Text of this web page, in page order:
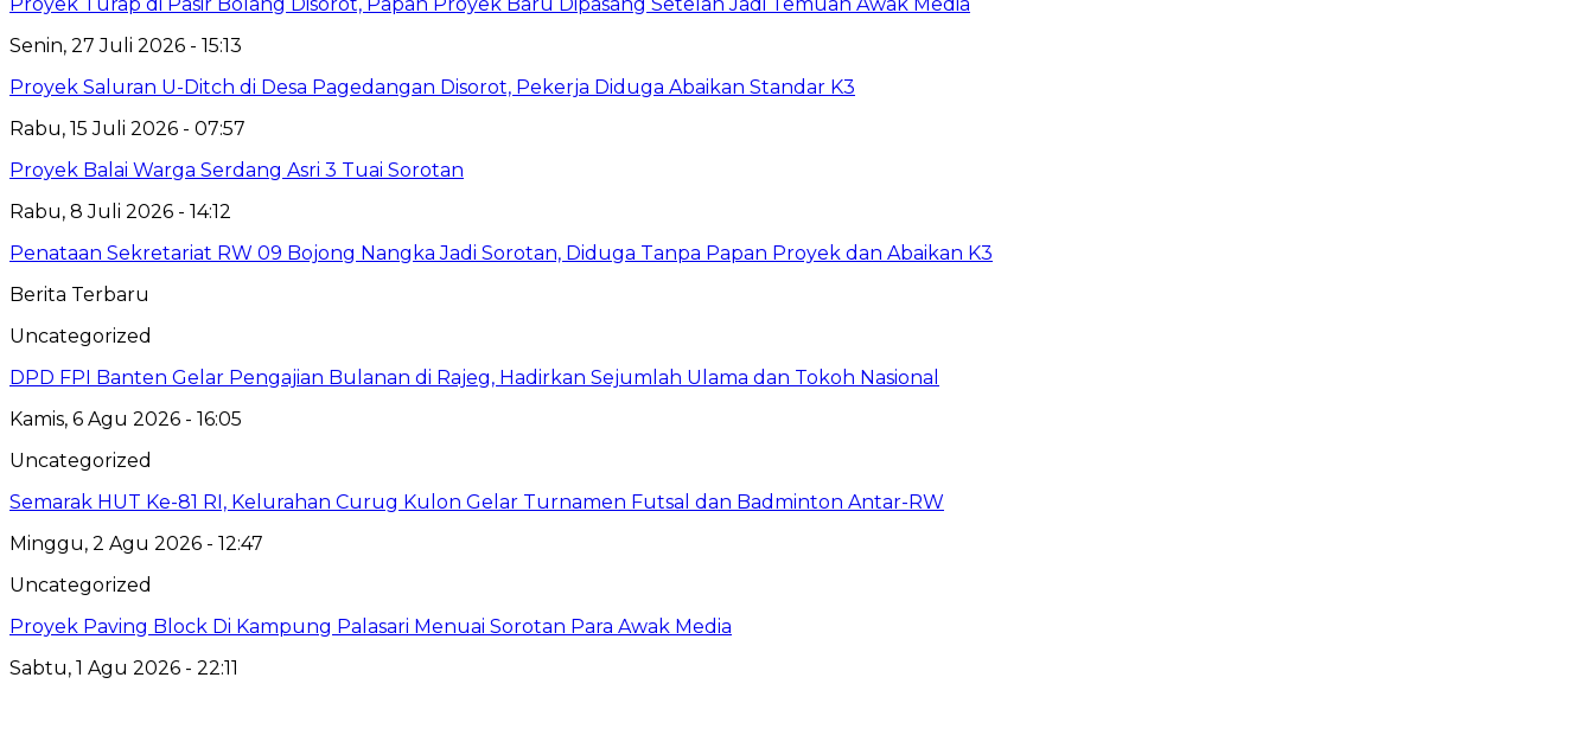
Senin, 27 Juli 2026 - 15:13
Proyek Saluran U-Ditch di Desa Pagedangan Disorot, Pekerja Diduga Abaikan Standar K3
Rabu, 15 Juli 2026 - 07:57
Proyek Balai Warga Serdang Asri 3 Tuai Sorotan
Rabu, 8 Juli 2026 - 14:12
Penataan Sekretariat RW 09 Bojong Nangka Jadi Sorotan, Diduga Tanpa Papan Proyek dan Abaikan K3
Berita Terbaru
Uncategorized
DPD FPI Banten Gelar Pengajian Bulanan di Rajeg, Hadirkan Sejumlah Ulama dan Tokoh Nasional
Kamis, 6 Agu 2026 - 16:05
Uncategorized
Semarak HUT Ke-81 RI, Kelurahan Curug Kulon Gelar Turnamen Futsal dan Badminton Antar-RW
Minggu, 2 Agu 2026 - 12:47
Uncategorized
Proyek Paving Block Di Kampung Palasari Menuai Sorotan Para Awak Media
Sabtu, 1 Agu 2026 - 22:11